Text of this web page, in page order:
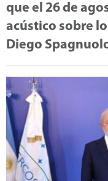
que el 26 de
acústico sobre
Diego